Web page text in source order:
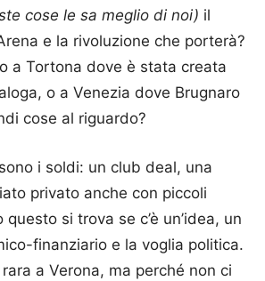
cose le sa meglio di noi) il
e la rivoluzione che porterà?
a Tortona dove è stata creata
o a Venezia dove Brugnaro
cose al riguardo?
i soldi: un club deal, una
privato anche con piccoli
si trova se c’è un’idea, un
finanziario e la voglia politica.
a Verona, ma perché non ci